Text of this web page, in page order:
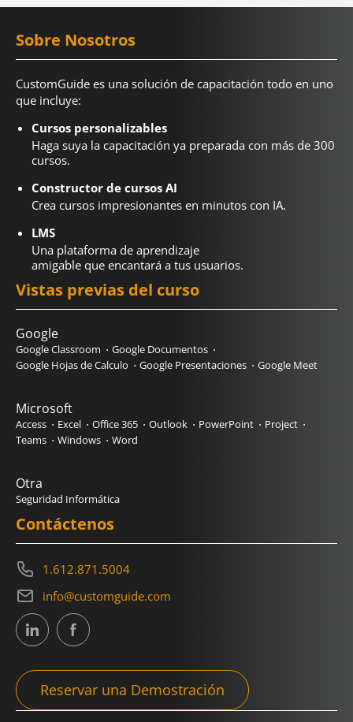
Sobre Nosotros
CustomGuide es una solución de capacitación todo en uno
que incluye:
Cursos personalizables
Haga suya la capacitación ya preparada con más de 300
cursos.
Constructor de cursos AI
Crea cursos impresionantes en minutos con IA.
LMS
Una plataforma de aprendizaje
amigable que encantará a tus usuarios.
Vistas previas del curso
Google
Google Classroom
Google Documentos
Google Hojas de Calculo
Google Presentaciones Google Meet
Microsoft
Access Excel Office 365 Outlook PowerPoint
Project
Teams
Windows Word
Otra
Seguridad Informática
Contáctenos
1.612.871.5004
info@customguide.com
Reservar una Demostración